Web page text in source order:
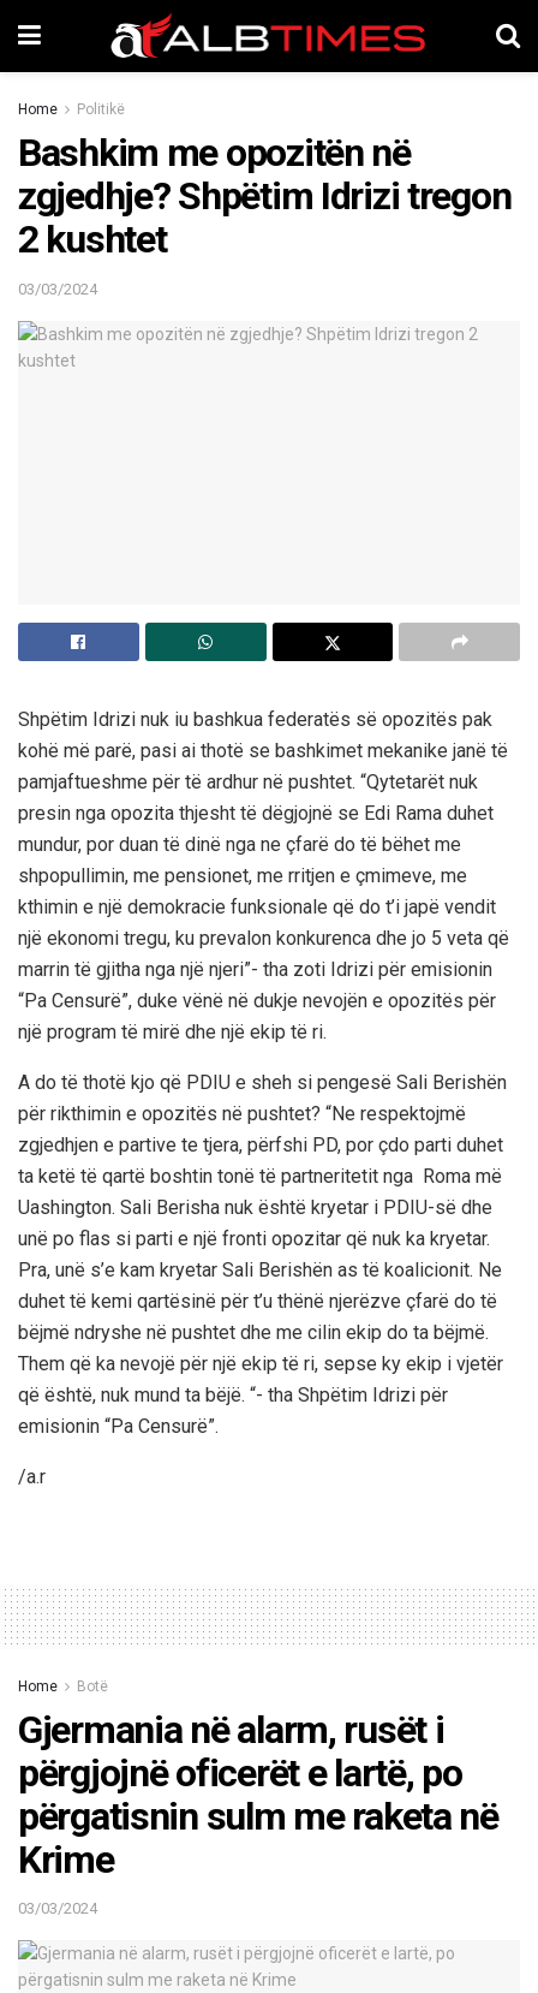
Home Politikë
Bashkim me opozitën në
zgjedhje? Shpëtim Idrizi tregon
2 kushtet
03/03/2024
Shpëtim Idrizi nuk iu bashkua federatës së opozitës pak
kohë më parë, pasi ai thotë se bashkimet mekanike janë të
pamjaftueshme për të ardhur në pushtet. “Qytetarët nuk
presin nga opozita thjesht të dëgjojnë se Edi Rama duhet
mundur, por duan të dinë nga ne çfarë do të bëhet me
shpopullimin, me pensionet, me rritjen e çmimeve, me
kthimin e një demokracie funksionale që do t’i japë vendit
një ekonomi tregu, ku prevalon konkurenca dhe jo 5 veta që
marrin të gjitha nga një njeri”- tha zoti Idrizi për emisionin
“Pa Censurë”, duke vënë në dukje nevojën e opozitës për
një program të mirë dhe një ekip të ri.
A do të thotë kjo që PDIU e sheh si pengesë Sali Berishën
për rikthimin e opozitës në pushtet? “Ne respektojmë
zgjedhjen e partive te tjera, përfshi PD, por çdo parti duhet
ta ketë të qartë boshtin tonë të partneritetit nga Roma më
Uashington. Sali Berisha nuk është kryetar i PDIU-së dhe
unë po flas si parti e një fronti opozitar që nuk ka kryetar.
Pra, unë s’e kam kryetar Sali Berishën as të koalicionit. Ne
duhet të kemi qartësinë për t’u thënë njerëzve çfarë do të
bëjmë ndryshe në pushtet dhe me cilin ekip do ta bëjmë.
Them që ka nevojë për një ekip të ri, sepse ky ekip i vjetër
që është, nuk mund ta bëjë. “- tha Shpëtim Idrizi për
emisionin “Pa Censurë”.
/a.r
Home Botë
Gjermania në alarm, rusët i
përgjojnë oficerët e lartë, po
përgatisnin sulm me raketa në
Krime
03/03/2024